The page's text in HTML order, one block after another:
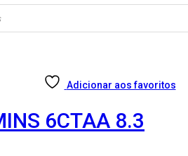
Adicionar aos favoritos
6CTAA 8.3